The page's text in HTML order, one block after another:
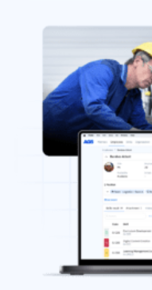
Analyse des écarts
Efficacité de la
Tableaux de bord
Prévisions et
19 mars 2026
Arrêtez de courir,
avec AG5 Workflows